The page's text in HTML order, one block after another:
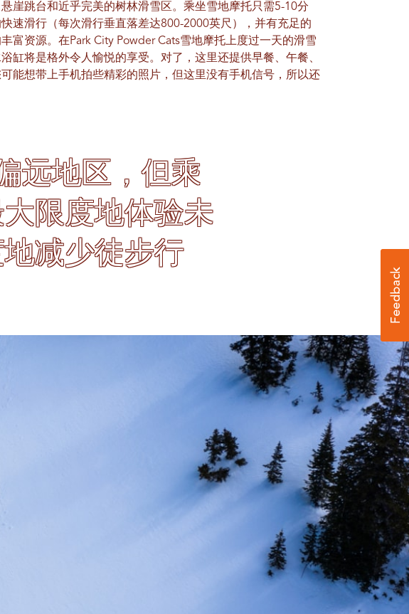
崖跳台和近乎完美的树林滑雪区。乘坐雪地摩托只需5-10分
速滑行（每次滑行垂直落差达800-2000英尺），并有充足的
富资源。在Park City Powder Cats雪地摩托上度过一天的滑雪
缸将是格外令人愉悦的享受。对了，这里还提供早餐、午餐、
能想带上手机拍些精彩的照片，但这里没有手机信号，所以还
远地区，但乘
限度地体验未
减少徒步行